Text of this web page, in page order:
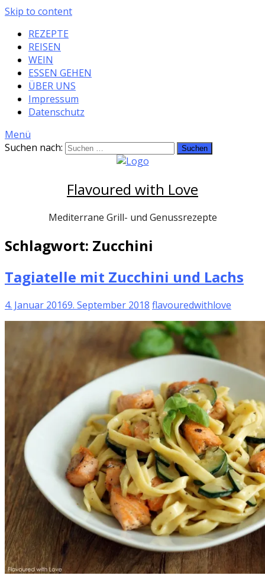
Skip to content
REZEPTE
REISEN
WEIN
ESSEN GEHEN
ÜBER UNS
Impressum
Datenschutz
Menü
Suchen nach:
Flavoured with Love
Mediterrane Grill- und Genussrezepte
Schlagwort: Zucchini
Tagiatelle mit Zucchini und Lachs
4. Januar 20169. September 2018 flavouredwithlove